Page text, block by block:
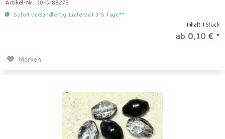
Artikel-Nr.: 10-G-88275
Sofort versandfertig, Lieferzeit 3-5 Tage**
Inhalt 1 Stück
ab 0,10 € *
Merken